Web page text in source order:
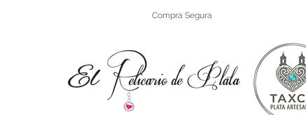
Compra Segura